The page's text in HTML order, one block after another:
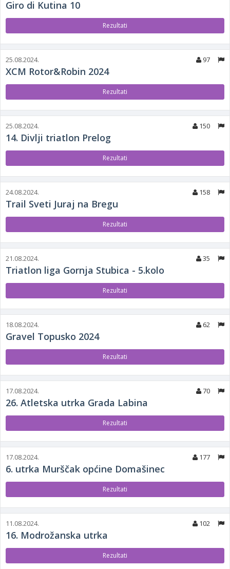
Giro di Kutina 10
Rezultati
25.08.2024. 97
XCM Rotor&Robin 2024
Rezultati
25.08.2024. 150
14. Divlji triatlon Prelog
Rezultati
24.08.2024. 158
Trail Sveti Juraj na Bregu
Rezultati
21.08.2024. 35
Triatlon liga Gornja Stubica - 5.kolo
Rezultati
18.08.2024. 62
Gravel Topusko 2024
Rezultati
17.08.2024. 70
26. Atletska utrka Grada Labina
Rezultati
17.08.2024. 177
6. utrka Murščak općine Domašinec
Rezultati
11.08.2024. 102
16. Modrožanska utrka
Rezultati